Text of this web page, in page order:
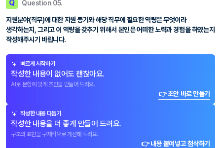
Q Question 05.
지원분야(직무)에 대한 지원 동기와 해당 직무에 필요한 역량은 무엇이라
생각하는지, 그리고 이 역량을 갖추기 위해서 본인은 어떠한 노력과 경험을 하였는지
작성해주시기 바랍니다.
빠르게 시작하기
작성한 내용이 없어도 괜찮아요.
AI로 문항에 맞게 초안을 만들어 드려요.
👉 초안 바로 만들기
작성한 내용 다듬기
작성한 내용을 더 좋게 만들어 드려요.
구조와 표현을 구체적으로 개선해 드려요.
👉 내용 붙여넣고 첨삭하기